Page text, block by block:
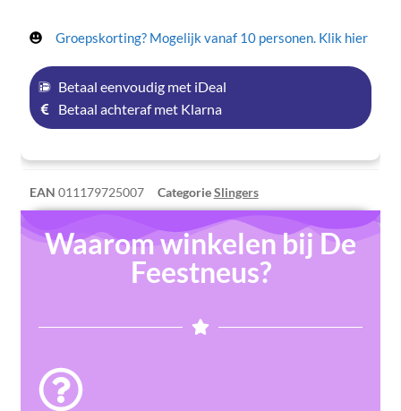
Groepskorting? Mogelijk vanaf 10 personen. Klik hier
Betaal eenvoudig met iDeal
Betaal achteraf met Klarna
EAN 011179725007 CategorieSlingers
Waarom winkelen bij De
Feestneus?